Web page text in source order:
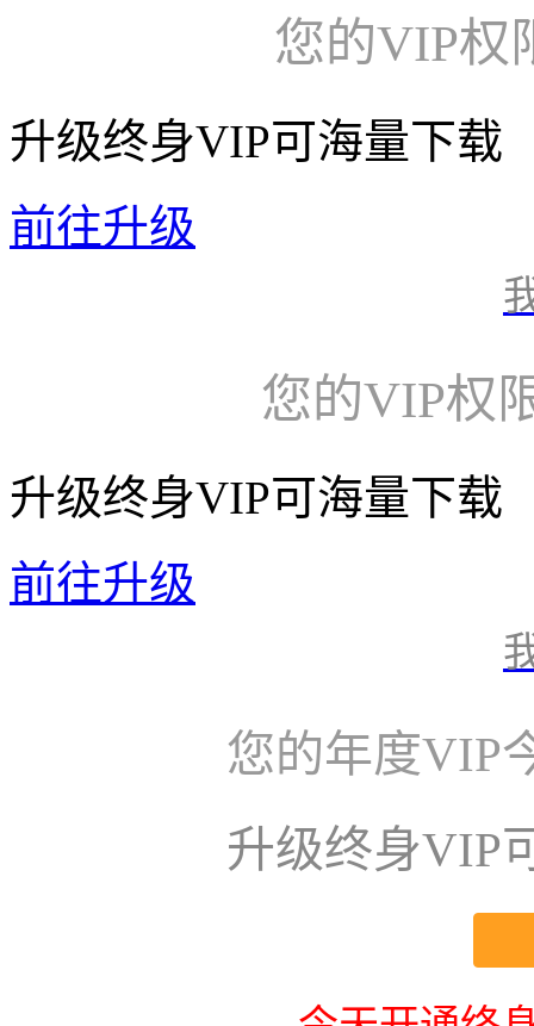
您的VIP权
升级终身VIP可海量下载
前往升级
您的VIP权
升级终身VIP可海量下载
前往升级
您的年度VIP
升级终身VIP